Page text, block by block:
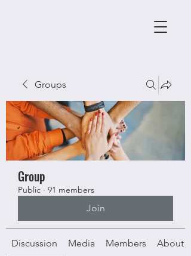
Groups
Group
Public · 91 members
Join
Discussion Media Members About